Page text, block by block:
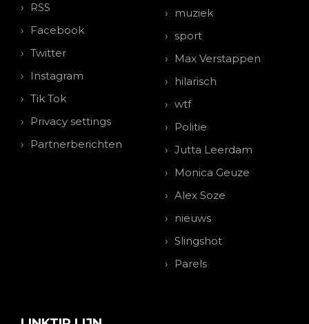
RSS
Facebook
Twitter
Instagram
Tik Tok
Privacy settings
Partnerberichten
muziek
sport
Max Verstappen
hilarisch
wtf
Politie
Jutta Leerdam
Monica Geuze
Alex Soze
nieuws
Slingshot
Parels